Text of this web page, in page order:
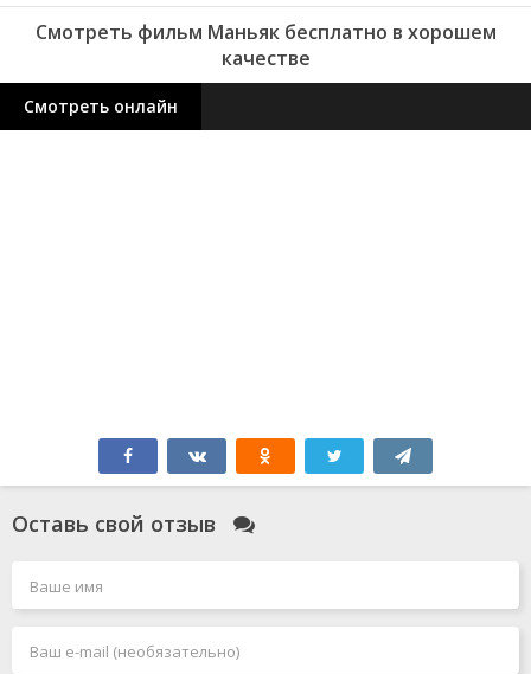
Смотреть фильм Маньяк бесплатно в хорошем
качестве
Смотреть онлайн
Оставь свой отзыв